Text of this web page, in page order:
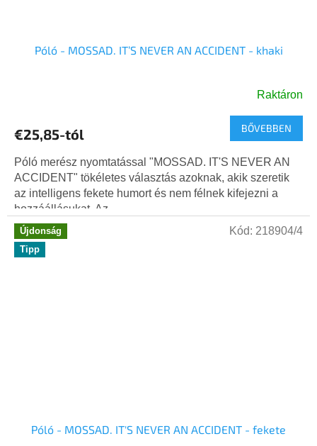
Póló - MOSSAD. IT’S NEVER AN ACCIDENT - khaki
Raktáron
€25,85-tól BŐVEBBEN
Póló merész nyomtatással "MOSSAD. IT'S NEVER AN
ACCIDENT" tökéletes választás azoknak, akik szeretik
az intelligens fekete humort és nem félnek kifejezni a
hozzáállásukat. Az...
Újdonság
Tipp
Póló - MOSSAD. IT'S NEVER AN ACCIDENT - fekete
Kód: 218904/4